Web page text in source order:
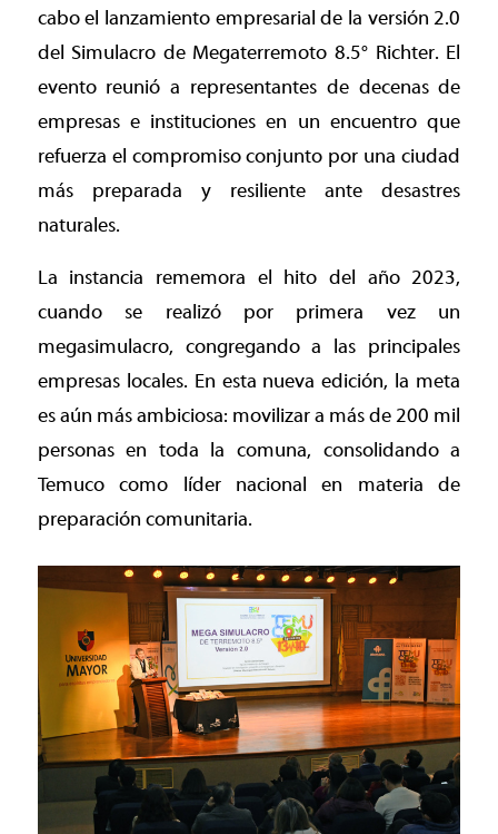
cabo el lanzamiento empresarial de la versión 2.0
del Simulacro de Megaterremoto 8.5° Richter. El
evento reunió a representantes de decenas de
empresas e instituciones en un encuentro que
refuerza el compromiso conjunto por una ciudad
más preparada y resiliente ante desastres
naturales.
La instancia rememora el hito del año 2023,
cuando se realizó por primera vez un
megasimulacro, congregando a las principales
empresas locales. En esta nueva edición, la meta
es aún más ambiciosa: movilizar a más de 200 mil
personas en toda la comuna, consolidando a
Temuco como líder nacional en materia de
preparación comunitaria.